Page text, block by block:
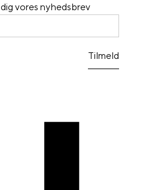
vores nyhedsbrev